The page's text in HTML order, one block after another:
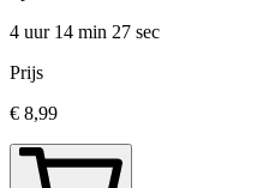
4 uur 14 min 27 sec
Prijs
€ 8,99